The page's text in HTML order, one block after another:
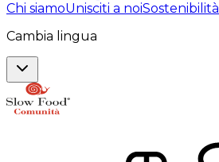
Chi siamoUnisciti a noiSostenibilità
Cambia lingua